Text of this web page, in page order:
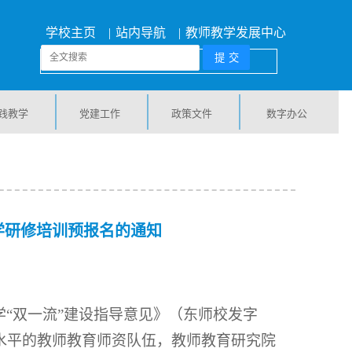
学校主页 | 站内导航 | 教师教学发展中心
教学 党建工作 政策文件 数字办公
修培训预报名的通知
双一流”建设指导意见》（东师校发字
的教师教育师资队伍，教师教育研究院